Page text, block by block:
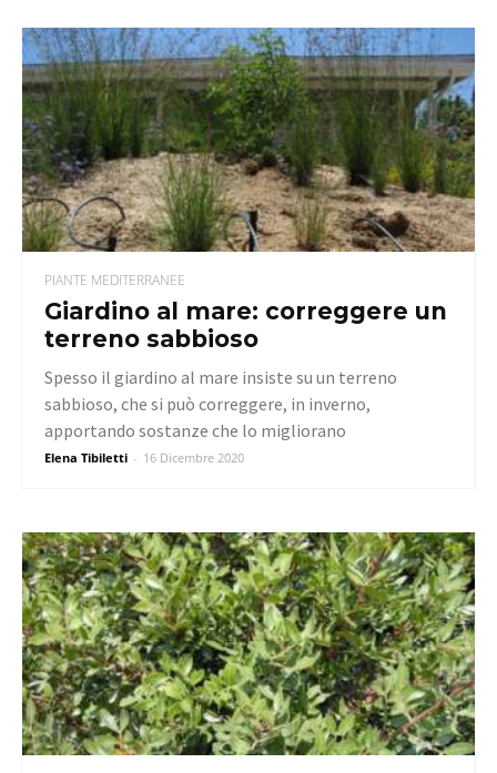
PIANTE MEDITERRANEE
Giardino al mare: correggere un
terreno sabbioso
Elena Tibiletti - 16 Dicembre 2020
Spesso il giardino al mare insiste su un terreno
sabbioso, che si può correggere, in inverno,
apportando sostanze che lo migliorano